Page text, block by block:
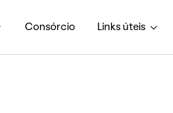
Consórcio Links úteis